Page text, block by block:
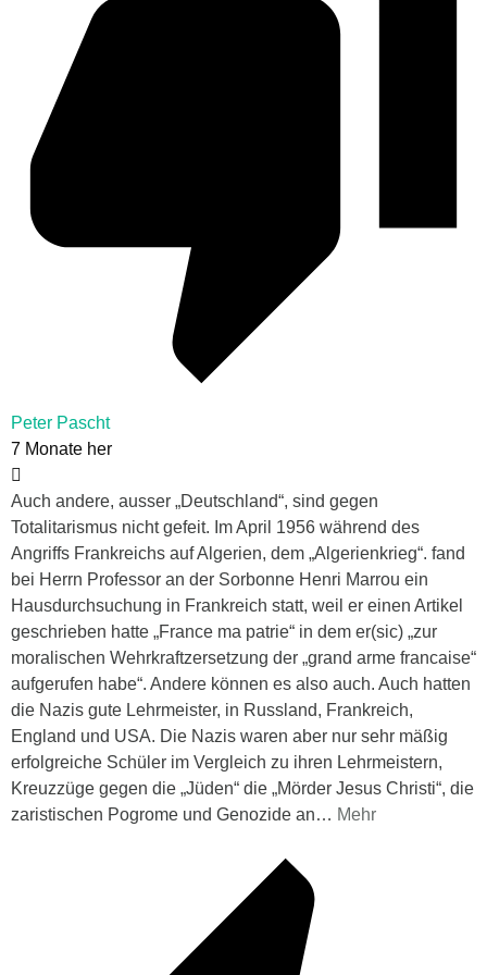
Peter Pascht
7 Monate her
Auch andere, ausser „Deutschland“, sind gegen
Totalitarismus nicht gefeit. Im April 1956 während des
Angriffs Frankreichs auf Algerien, dem „Algerienkrieg“. fand
bei Herrn Professor an der Sorbonne Henri Marrou ein
Hausdurchsuchung in Frankreich statt, weil er einen Artikel
geschrieben hatte „France ma patrie“ in dem er(sic) „zur
moralischen Wehrkraftzersetzung der „grand arme francaise“
aufgerufen habe“. Andere können es also auch. Auch hatten
die Nazis gute Lehrmeister, in Russland, Frankreich,
England und USA. Die Nazis waren aber nur sehr mäßig
erfolgreiche Schüler im Vergleich zu ihren Lehrmeistern,
Kreuzzüge gegen die „Jüden“ die „Mörder Jesus Christi“, die
zaristischen Pogrome und Genozide an… Mehr